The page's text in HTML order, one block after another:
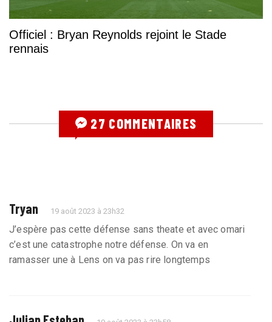
Officiel : Bryan Reynolds rejoint le Stade
rennais
27 COMMENTAIRES
Tryan 19 août 2023 à 23h32
J’espère pas cette défense sans theate et avec omari
c’est une catastrophe notre défense. On va en
ramasser une à Lens on va pas rire longtemps